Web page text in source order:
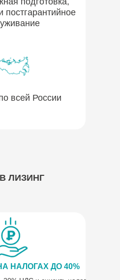
постгарантийное
всей России
ЛИЗИНГ
НАЛОГАХ ДО 40%